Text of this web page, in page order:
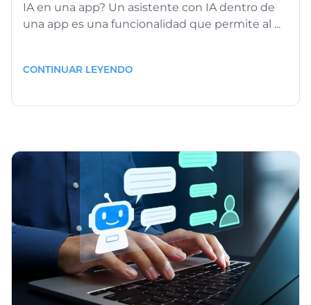
IA en una app? Un asistente con IA dentro de
una app es una funcionalidad que permite al ...
CONTINUAR LEYENDO